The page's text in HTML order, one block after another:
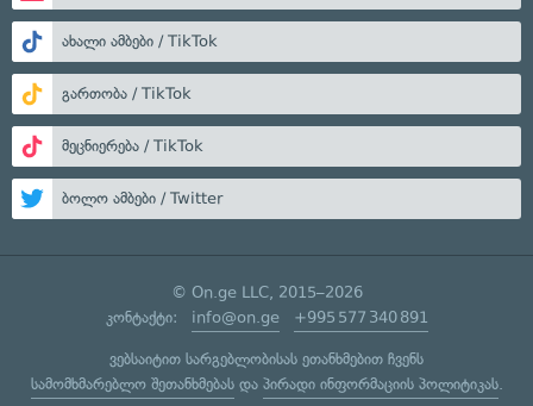
ახალი ამბები / TikTok
გართობა / TikTok
მეცნიერება / TikTok
ბოლო ამბები / Twitter
© On.ge LLC, 2015–2026
კონტაქტი: info@on.ge +995 577 340 891
ვებსაიტით სარგებლობისას ეთანხმებით ჩვენს
სამომხმარებლო შეთანხმებასდა პირადი ინფორმაციის პოლიტიკას.